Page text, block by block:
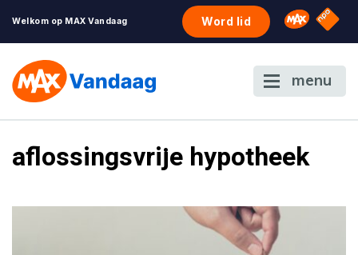
Welkom op MAX Vandaag Word lid Omroep
NPO
menu
aflossingsvrije hypotheek